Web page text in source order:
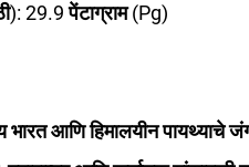
29.9 पेंटाग्राम (Pg)
भारत आणि हिमालयीन पायथ्याचे